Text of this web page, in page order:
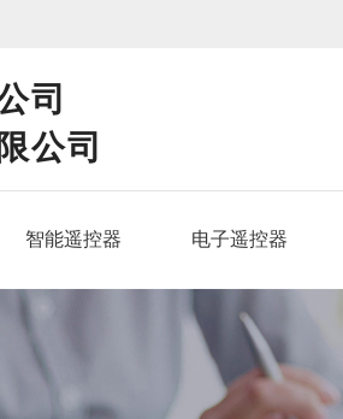
司
公司
智能遥控器 电子遥控器